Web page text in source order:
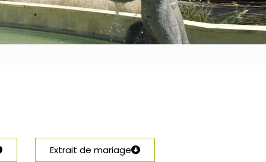
Extrait de mariage